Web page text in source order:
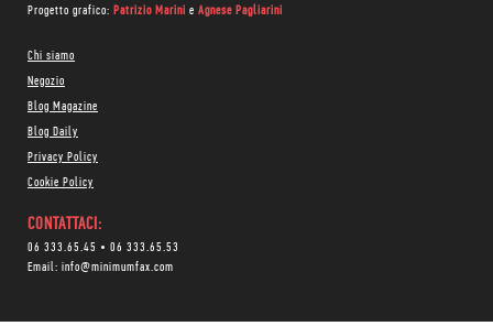
Progetto grafico: Patrizio Marini e Agnese Pagliarini
Chi siamo
Negozio
Blog Magazine
Blog Daily
Privacy Policy
Cookie Policy
CONTATTACI:
06 333.65.45 • 06 333.65.53
Email: info@minimumfax.com